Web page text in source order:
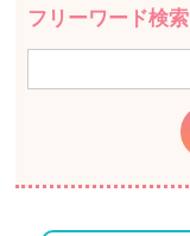
フリーワード検索